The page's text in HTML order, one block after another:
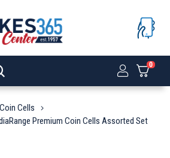
0
Cells
Premium Coin Cells Assorted Set